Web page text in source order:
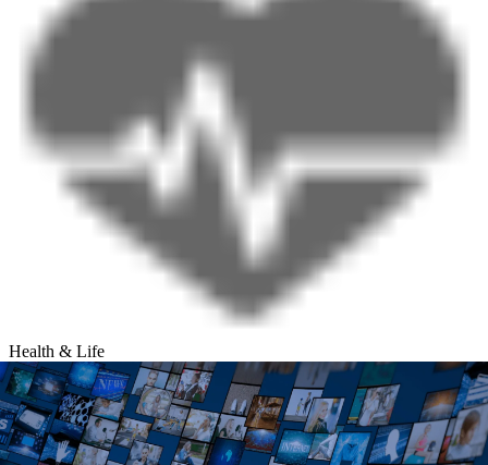
Health & Life